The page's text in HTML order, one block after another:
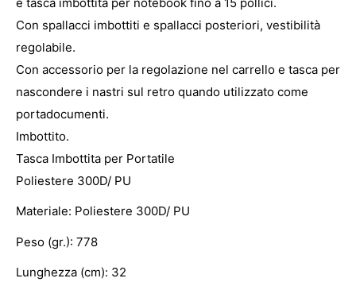
Con spallacci imbottiti e spallacci posteriori, vestibilità
regolabile.
Con accessorio per la regolazione nel carrello e tasca per
nascondere i nastri sul retro quando utilizzato come
portadocumenti.
Imbottito.
Tasca Imbottita per Portatile
Poliestere 300D/ PU
Materiale: Poliestere 300D/ PU
Peso (gr.): 778
Lunghezza (cm): 32